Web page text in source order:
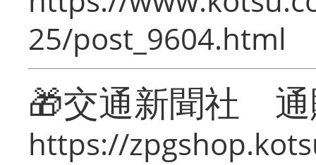
25/post_9604.html
🎁交通新聞社
https://